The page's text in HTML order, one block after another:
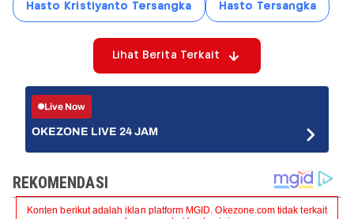
Hasto Kristiyanto Tersangka Hasto Tersangka
Lihat Berita Terkait
Live Now
OKEZONE LIVE 24 JAM